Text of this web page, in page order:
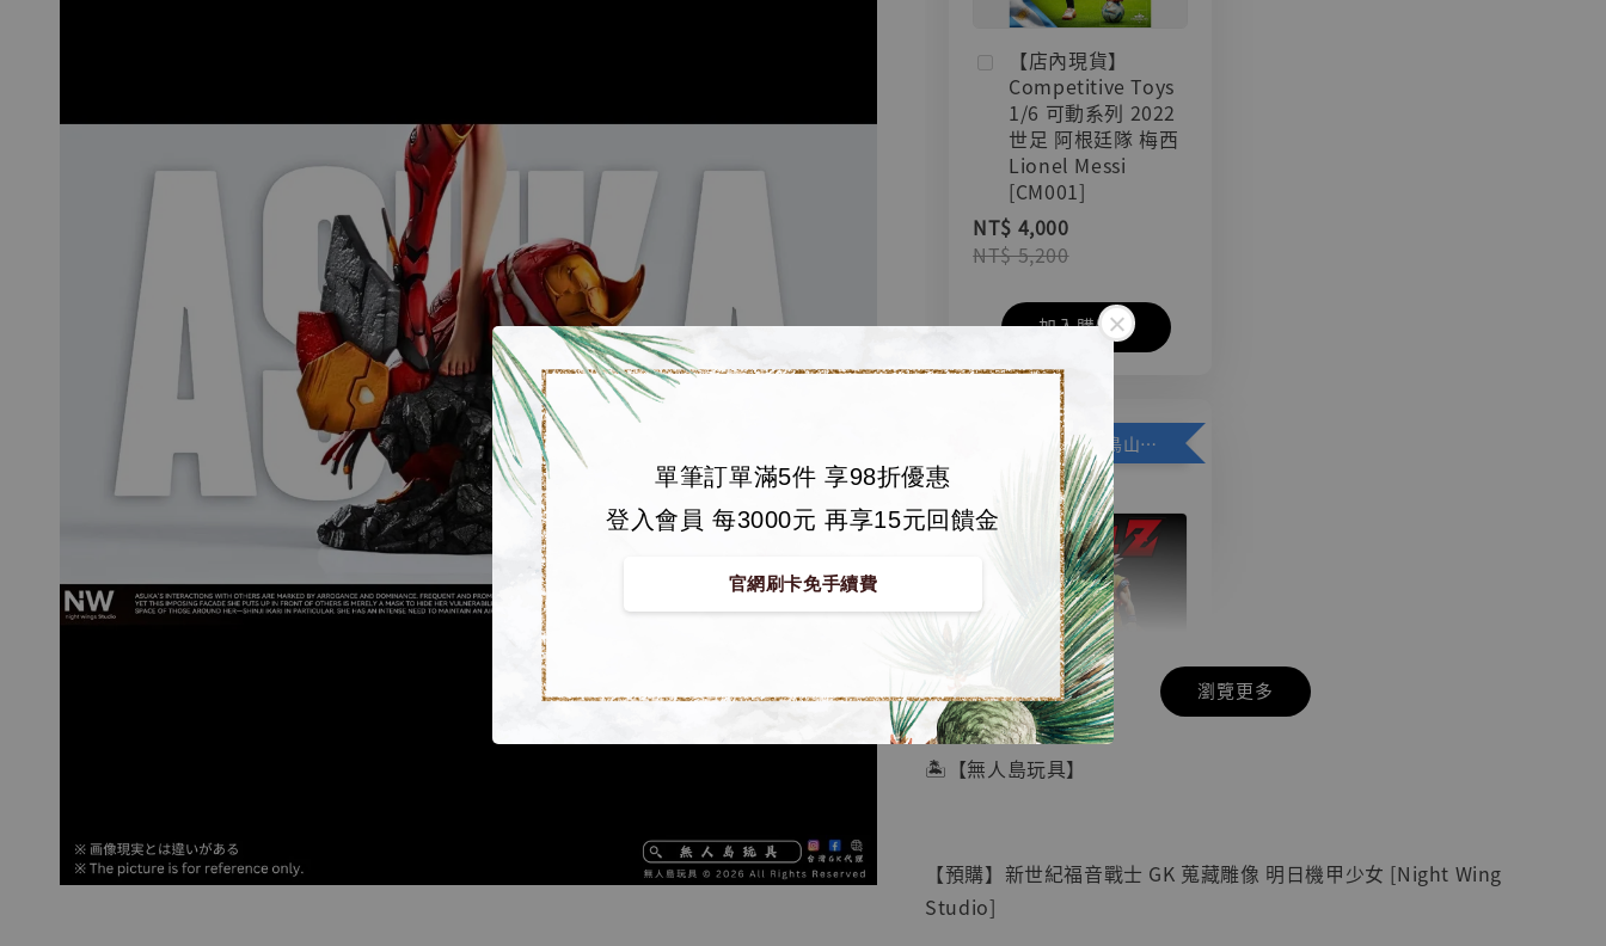
單筆訂單滿5件 享98折優惠
登入會員 每3000元 再享15元回饋金
官網刷卡免手續費
【店內現貨】
Competitive Toys
1/6 可動系列 2022
世足 阿根廷隊 梅西
Lionel Messi
[CM001]
NT$ 4,000
NT$ 5,200
加入購物車
加購優惠【悟空 鳥山明紀念款 [奇蹟工作室]】
【店內現貨】七龍珠
系列蒐藏雕像 悟空
NT$ 4,280
NT$ 5,580
- +
瀏覽更多
🏝【無人島玩具】
【預購】新世紀福音戰士 GK 蒐藏雕像 明日機甲少女 [Night Wing
Studio]